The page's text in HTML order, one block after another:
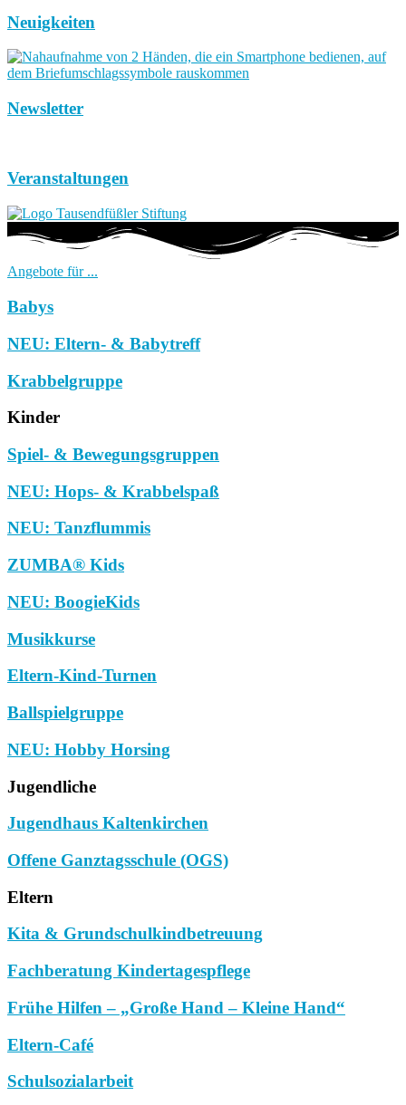
Neuigkeiten
Newsletter
Veranstaltungen
Angebote für ...
Babys
NEU: Eltern- & Babytreff
Krabbelgruppe
Kinder
Spiel- & Bewegungsgruppen
NEU: Hops- & Krabbelspaß
NEU: Tanzflummis
ZUMBA® Kids
NEU: BoogieKids
Musikkurse
Eltern-Kind-Turnen
Ballspielgruppe
NEU: Hobby Horsing
Jugendliche
Jugendhaus Kaltenkirchen
Offene Ganztagsschule (OGS)
Eltern
Kita & Grundschulkindbetreuung
Fachberatung Kindertagespflege
Frühe Hilfen – „Große Hand – Kleine Hand“
Eltern-Café
Schulsozialarbeit